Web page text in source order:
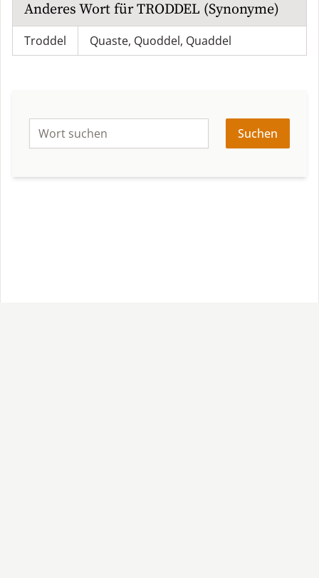
Anderes Wort fürTRODDEL (Synonyme)
Troddel Quaste, Quoddel, Quaddel
Suchen